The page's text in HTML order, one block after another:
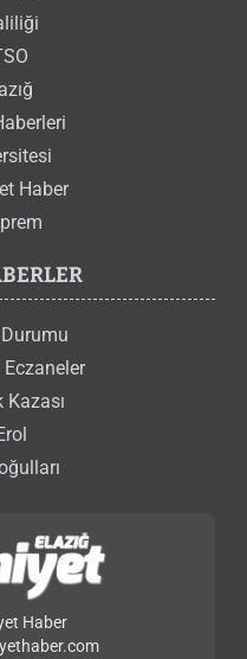
Haber
Eczaneler
Kazası
Haber